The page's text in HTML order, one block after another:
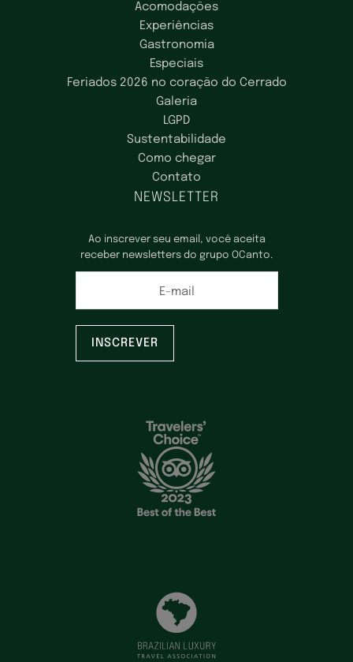
Acomodações
Experiências
Gastronomia
Especiais
Feriados 2026 no coração do Cerrado
Galeria
LGPD
Sustentabilidade
Como chegar
Contato
NEWSLETTER
Ao inscrever seu email, você aceita
receber newsletters do grupo OCanto.
E-mail
INSCREVER